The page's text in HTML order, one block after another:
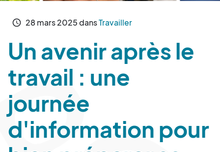
schedule 28 mars2025dansTravailler
Un avenir après le
travail : une
journée
d'information pour